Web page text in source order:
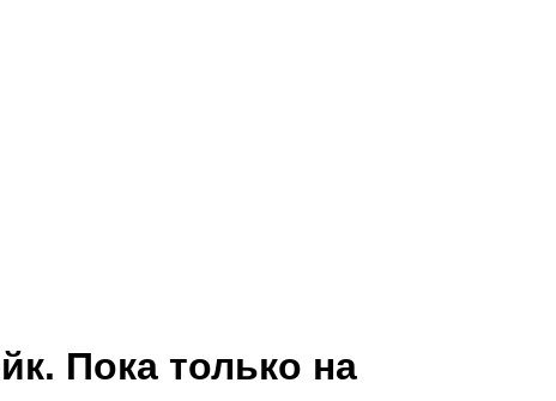
Пока только на